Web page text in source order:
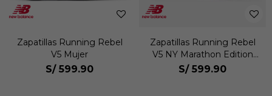
Zapatillas Running Rebel
V5 Mujer
S/ 599.90
Zapatillas Running Rebel
V5 NY Marathon Edition
Mujer
S/ 599.90